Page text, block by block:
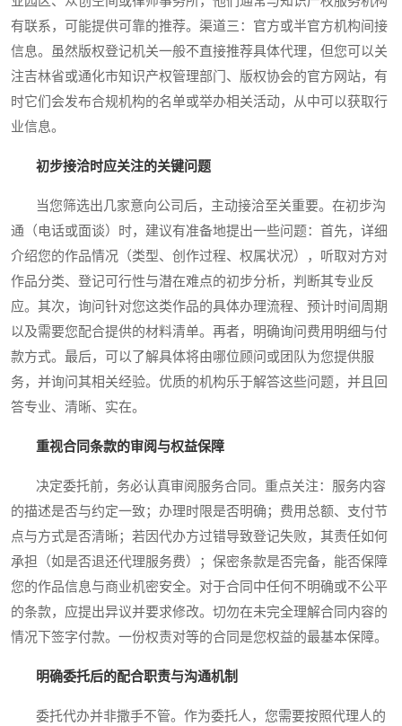
有联系，可能提供可靠的推荐。渠道三：官方或半官方机构间接
信息。虽然版权登记机关一般不直接推荐具体代理，但您可以关
注吉林省或通化市知识产权管理部门、版权协会的官方网站，有
时它们会发布合规机构的名单或举办相关活动，从中可以获取行
业信息。
初步接洽时应关注的关键问题
当您筛选出几家意向公司后，主动接洽至关重要。在初步沟
通（电话或面谈）时，建议有准备地提出一些问题：首先，详细
介绍您的作品情况（类型、创作过程、权属状况），听取对方对
作品分类、登记可行性与潜在难点的初步分析，判断其专业反
应。其次，询问针对您这类作品的具体办理流程、预计时间周期
以及需要您配合提供的材料清单。再者，明确询问费用明细与付
款方式。最后，可以了解具体将由哪位顾问或团队为您提供服
务，并询问其相关经验。优质的机构乐于解答这些问题，并且回
答专业、清晰、实在。
重视合同条款的审阅与权益保障
决定委托前，务必认真审阅服务合同。重点关注：服务内容
的描述是否与约定一致；办理时限是否明确；费用总额、支付节
点与方式是否清晰；若因代办方过错导致登记失败，其责任如何
承担（如是否退还代理服务费）；保密条款是否完备，能否保障
您的作品信息与商业机密安全。对于合同中任何不明确或不公平
的条款，应提出异议并要求修改。切勿在未完全理解合同内容的
情况下签字付款。一份权责对等的合同是您权益的最基本保障。
明确委托后的配合职责与沟通机制
委托代办并非撒手不管。作为委托人，您需要按照代理人的